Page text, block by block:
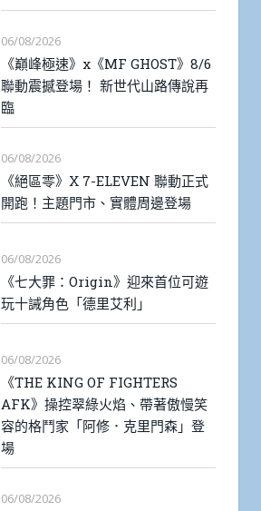
06/08/2026
《巔峰極速》x《MF GHOST》8/6
聯動震撼登場！ 新世代山路傳說再
臨
06/08/2026
《絕區零》X 7-ELEVEN 聯動正式
開跑！主題門市、實體周邊登場
06/08/2026
《七大罪：Origin》迎來首位可遊
玩十誡角色「德里艾利」
06/08/2026
《THE KING OF FIGHTERS
AFK》操控翠綠火焰、帶著傲慢笑
容的格鬥家「阿修．克里門森」登
場
06/08/2026